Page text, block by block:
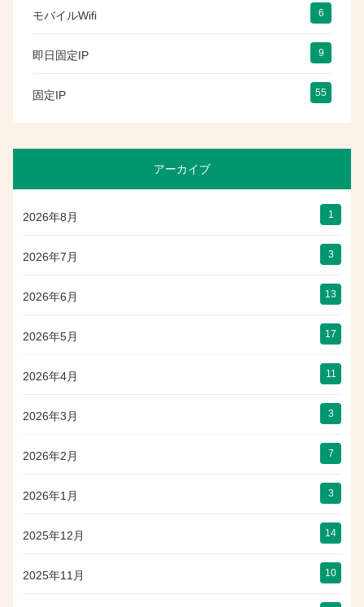
モバイルWifi 6
即日固定IP 9
固定IP 55
アーカイブ
2026年8月 1
2026年7月 3
2026年6月 13
2026年5月 17
2026年4月 11
2026年3月 3
2026年2月 7
2026年1月 3
2025年12月 14
2025年11月 10